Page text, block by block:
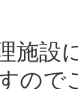
施設
ので